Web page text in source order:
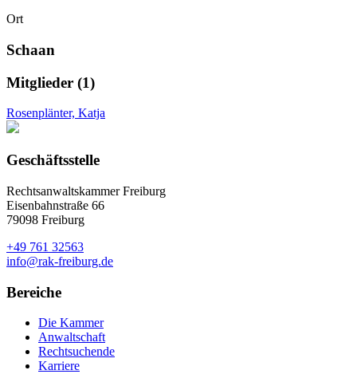
Ort
Schaan
Mitglieder (1)
Rosenplänter, Katja
Geschäftsstelle
Rechtsanwaltskammer Freiburg
Eisenbahnstraße 66
79098 Freiburg
+49 761 32563
info@rak-freiburg.de
Bereiche
Die Kammer
Anwaltschaft
Rechtsuchende
Karriere